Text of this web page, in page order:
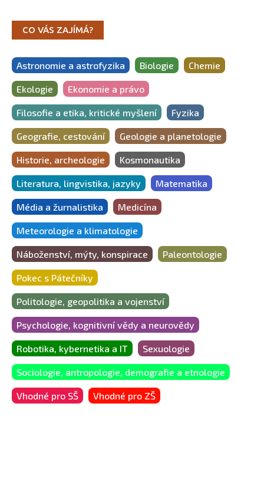
CO VÁS ZAJÍMÁ?
Astronomie a astrofyzika Biologie Chemie
Ekologie Ekonomie a právo
Filosofie a etika, kritické myšlení Fyzika
Geografie, cestování Geologie a planetologie
Historie, archeologie Kosmonautika
Literatura, lingvistika, jazyky Matematika
Média a žurnalistika Medicína
Meteorologie a klimatologie
Náboženství, mýty, konspirace Paleontologie
Pokec s Pátečníky
Politologie, geopolitika a vojenství
Psychologie, kognitivní vědy a neurovědy
Robotika, kybernetika a IT Sexuologie
Sociologie, antropologie, demografie a etnologie
Vhodné pro SŠ Vhodné pro ZŠ